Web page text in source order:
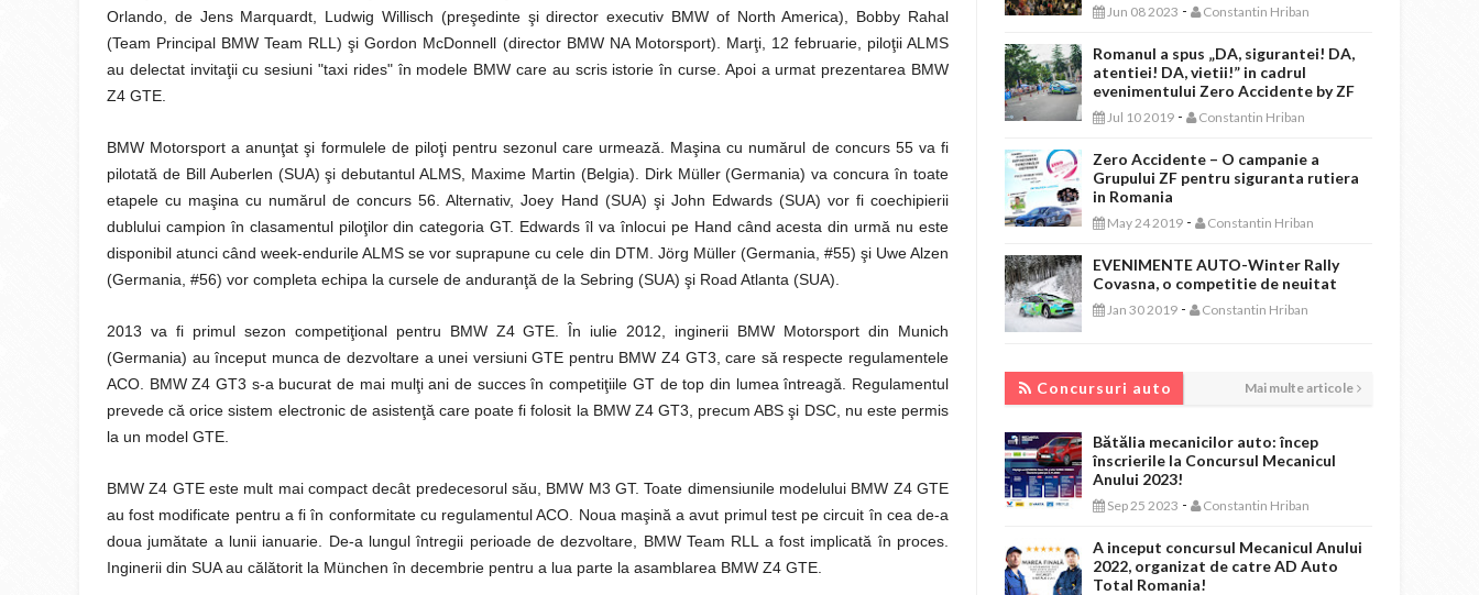
Orlando, de Jens Marquardt, Ludwig Willisch (preşedinte şi director executiv BMW of North America), Bobby Rahal
(Team Principal BMW Team RLL) şi Gordon McDonnell (director BMW NA Motorsport). Marţi, 12 februarie, piloţii ALMS
au delectat invitaţii cu sesiuni "taxi rides" în modele BMW care au scris istorie în curse. Apoi a urmat prezentarea BMW
Z4 GTE.
BMW Motorsport a anunţat şi formulele de piloţi pentru sezonul care urmează. Maşina cu numărul de concurs 55 va fi
pilotată de Bill Auberlen (SUA) şi debutantul ALMS, Maxime Martin (Belgia). Dirk Müller (Germania) va concura în toate
etapele cu maşina cu numărul de concurs 56. Alternativ, Joey Hand (SUA) şi John Edwards (SUA) vor fi coechipierii
dublului campion în clasamentul piloţilor din categoria GT. Edwards îl va înlocui pe Hand când acesta din urmă nu este
disponibil atunci când week-endurile ALMS se vor suprapune cu cele din DTM. Jörg Müller (Germania, #55) şi Uwe Alzen
(Germania, #56) vor completa echipa la cursele de anduranţă de la Sebring (SUA) şi Road Atlanta (SUA).
2013 va fi primul sezon competiţional pentru BMW Z4 GTE. În iulie 2012, inginerii BMW Motorsport din Munich
(Germania) au început munca de dezvoltare a unei versiuni GTE pentru BMW Z4 GT3, care să respecte regulamentele
ACO. BMW Z4 GT3 s-a bucurat de mai mulţi ani de succes în competiţiile GT de top din lumea întreagă. Regulamentul
prevede că orice sistem electronic de asistenţă care poate fi folosit la BMW Z4 GT3, precum ABS şi DSC, nu este permis
la un model GTE.
BMW Z4 GTE este mult mai compact decât predecesorul său, BMW M3 GT. Toate dimensiunile modelului BMW Z4 GTE
au fost modificate pentru a fi în conformitate cu regulamentul ACO. Noua maşină a avut primul test pe circuit în cea de-a
doua jumătate a lunii ianuarie. De-a lungul întregii perioade de dezvoltare, BMW Team RLL a fost implicată în proces.
Inginerii din SUA au călătorit la München în decembrie pentru a lua parte la asamblarea BMW Z4 GTE.
Jun 08 2023 - Constantin Hriban
Romanul a spus „DA, sigurantei! DA,
atentiei! DA, vietii!” in cadrul
evenimentului Zero Accidente by ZF
Jul 10 2019 - Constantin Hriban
Zero Accidente – O campanie a
Grupului ZF pentru siguranta rutiera
in Romania
May 24 2019 - Constantin Hriban
EVENIMENTE AUTO-Winter Rally
Covasna, o competitie de neuitat
Jan 30 2019 - Constantin Hriban
Concursuri auto Mai multe articole
Bătălia mecanicilor auto: încep
înscrierile la Concursul Mecanicul
Anului 2023!
Sep 25 2023 - Constantin Hriban
A inceput concursul Mecanicul Anului
2022, organizat de catre AD Auto
Total Romania!